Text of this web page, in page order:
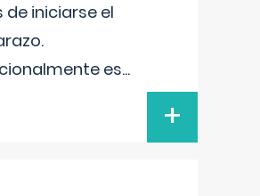
de iniciarse el
es...
+